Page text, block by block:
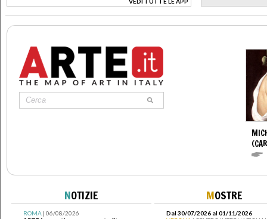
>
NOTIZIE
ROMA| 06/08/2026
MOSTRE
Dal 30/07/2026 al 01/11/2026